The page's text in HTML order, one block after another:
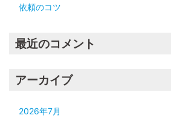
依頼のコツ
最近のコメント
アーカイブ
2026年7月